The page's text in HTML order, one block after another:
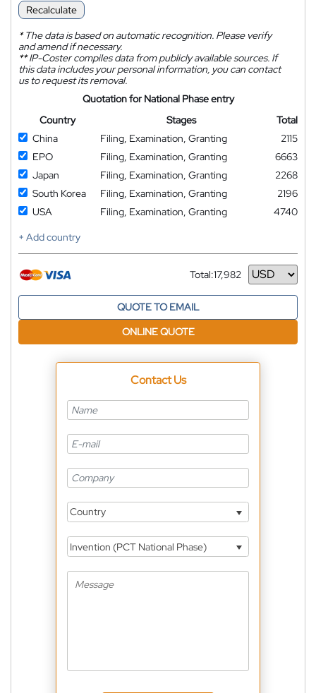
Recalculate
*The data is based on automatic recognition. Please verify
and amend if necessary.
**IP-Coster compiles data from publicly available sources. If
this data includes your personal information, you can contact
us to request its removal.
Quotation for National Phase entry
Country
Stages
Total
China
Filing, Examination, Granting
2115
EPO
Filing, Examination, Granting
6663
Japan
Filing, Examination, Granting
2268
South Korea
Filing, Examination, Granting
2196
USA
Filing, Examination, Granting
4740
+ Add country
Total:17,982
Currency
QUOTE TO EMAIL
ONLINE QUOTE
Contact Us
Country
Invention (PCT National Phase)